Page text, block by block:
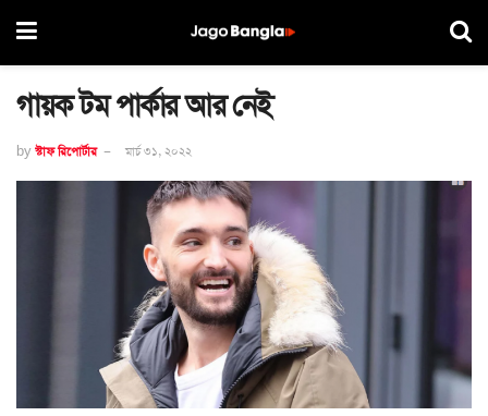
গায়ক টম পার্কার আর নেই
by স্টাফ রিপোর্টার মার্চ ৩১, ২০২২